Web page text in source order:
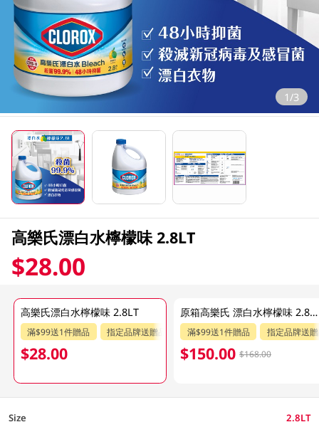
1/3
高樂氏漂白水檸檬味 2.8LT
$28.00
高樂氏漂白水檸檬味 2.8LT
滿$99送1件贈品 指定品牌送贈品 指定分類送贈品
$28.00
原箱高樂氏 漂白水檸檬味 2.8 LT
滿$99送1件贈品 指定品牌送
$150.00 $168.00
Size 2.8LT